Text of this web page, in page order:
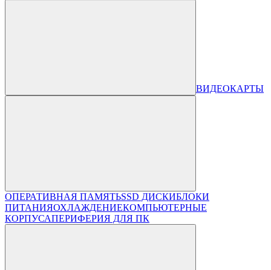
ВИДЕОКАРТЫ
ОПЕРАТИВНАЯ ПАМЯТЬSSD ДИСКИБЛОКИ
ПИТАНИЯОХЛАЖДЕНИЕКОМПЬЮТЕРНЫЕ
КОРПУСАПЕРИФЕРИЯ ДЛЯ ПК